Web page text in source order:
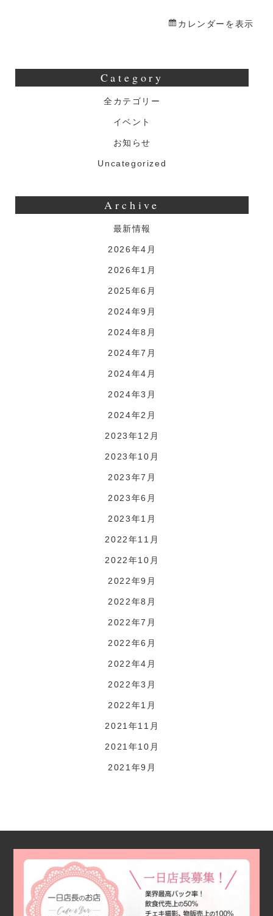
カレンダーを表示
Category
全カテゴリー
イベント
お知らせ
Uncategorized
Archive
最新情報
2026年4月
2026年1月
2025年6月
2024年9月
2024年8月
2024年7月
2024年4月
2024年3月
2024年2月
2023年12月
2023年10月
2023年7月
2023年6月
2023年1月
2022年11月
2022年10月
2022年9月
2022年8月
2022年7月
2022年6月
2022年4月
2022年3月
2022年1月
2021年11月
2021年10月
2021年9月